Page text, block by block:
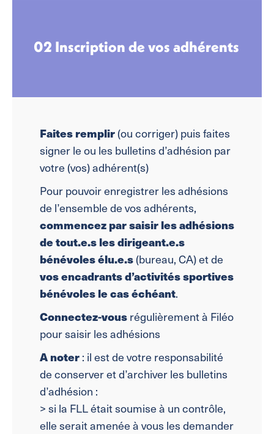
02 Inscription de vos adhérents
Faites remplir(ou corriger) puis faites
signer le ou les bulletins d’adhésion par
votre (vos) adhérent(s)
Pour pouvoir enregistrer les adhésions
de l’ensemble de vos adhérents,
commencez par saisir les adhésions
de tout.e.s les dirigeant.e.s
bénévoles élu.e.s(bureau, CA) et de
vos encadrants d’activités sportives
bénévoles le cas échéant.
Connectez-vousrégulièrement à Filéo
pour saisir les adhésions
A noter: il est de votre responsabilité
de conserver et d’archiver les bulletins
d’adhésion :
> si la FLL était soumise à un contrôle,
elle serait amenée à vous les demander